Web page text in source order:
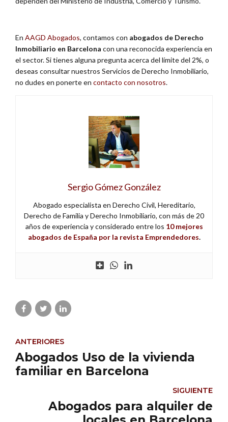
En AAGD Abogados, contamos con abogados de Derecho
Inmobiliario en Barcelona con una reconocida experiencia en
el sector. Si tienes alguna pregunta acerca del límite del 2%, o
deseas consultar nuestros Servicios de Derecho Inmobiliario,
no dudes en ponerte en contacto con nosotros.
Sergio Gómez González
Abogado especialista en Derecho Civil, Hereditario,
Derecho de Familia y Derecho Inmobiliario, con más de 20
años de experiencia y considerado entre los 10 mejores
abogados de España por la revista Emprendedores.
ANTERIORES
Abogados Uso de la vivienda
familiar en Barcelona
SIGUIENTE
Abogados para alquiler de